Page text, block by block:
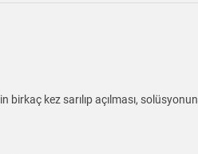
kez sarılıp açılması, solüsyonun